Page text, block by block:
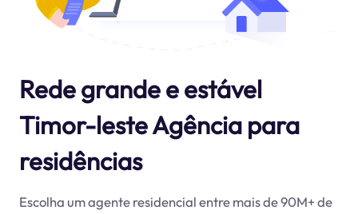
Rede grande e estável
Timor-leste Agência para
residências
Escolha um agente residencial entre mais de 90M+ de